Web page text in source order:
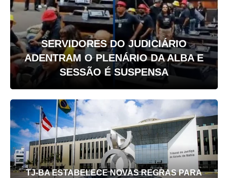
SERVIDORES DO JUDICIÁRIO
ADENTRAM O PLENÁRIO DA ALBA E
SESSÃO É SUSPENSA
TJ-BA ESTABELECE NOVAS REGRAS PARA